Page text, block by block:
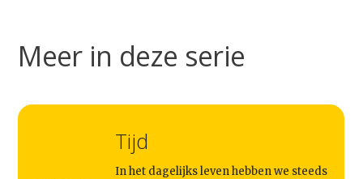
Video
Podcast
Artikelen
Contact
Meer in deze serie
Tijd
In het dagelijks leven hebben we steeds